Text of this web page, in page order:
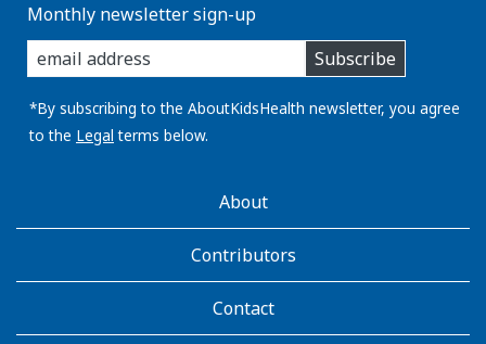
Monthly newsletter sign-up
enter
you
email
address:
Subscribe
*By subscribing to the AboutKidsHealth newsletter, you agree
to the Legal terms below.
AboutKidsHealthAbout
Contributors
Contact